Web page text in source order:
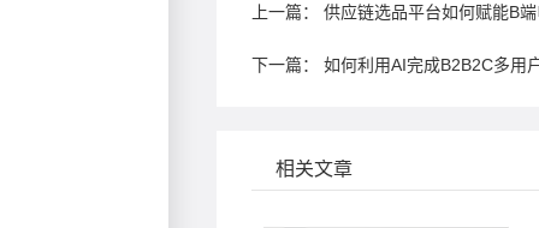
上一篇： 供应链选品平台如何赋能B
下一篇： 如何利用AI完成B2B2C多用
相关文章